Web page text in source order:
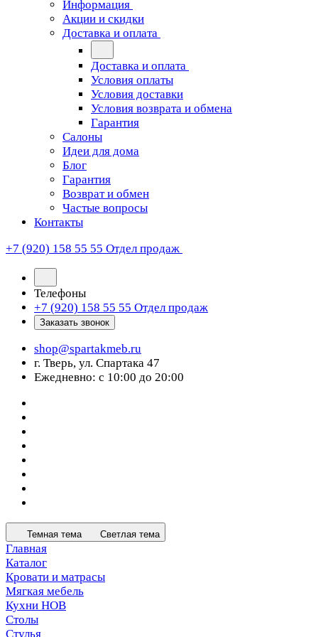
Информация
Акции и скидки
Доставка и оплата
Доставка и оплата
Условия оплаты
Условия доставки
Условия возврата и обмена
Гарантия
Салоны
Идеи для дома
Блог
Гарантия
Возврат и обмен
Частые вопросы
Контакты
+7 (920) 158 55 55 Отдел продаж
Телефоны
+7 (920) 158 55 55 Отдел продаж
Заказать звонок
shop@spartakmeb.ru
г. Тверь, ул. Спартака 47
Ежедневно: с 10:00 до 20:00
Темная тема Светлая тема
Главная
Каталог
Кровати и матрасы
Мягкая мебель
Кухни НОВ
Столы
Стулья